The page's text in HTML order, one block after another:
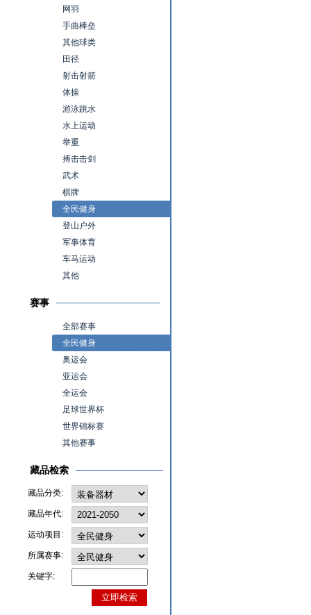
网羽
手曲棒垒
其他球类
田径
射击射箭
体操
游泳跳水
水上运动
举重
搏击击剑
武术
棋牌
全民健身
登山户外
军事体育
车马运动
其他
赛事
全部赛事
全民健身
奥运会
亚运会
全运会
足球世界杯
世界锦标赛
其他赛事
藏品检索
藏品分类:
藏品年代:
运动项目:
所属赛事:
关键字: